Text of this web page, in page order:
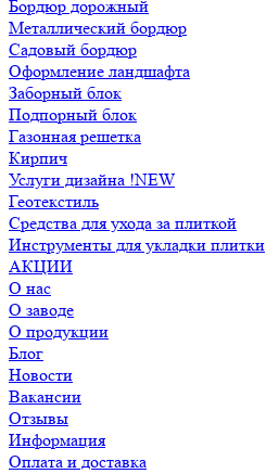
Бордюр дорожный
Металлический бордюр
Садовый бордюр
Оформление ландшафта
Заборный блок
Подпорный блок
Газонная решетка
Кирпич
Услуги дизайна !NEW
Геотекстиль
Средства для ухода за плиткой
Инструменты для укладки плитки
АКЦИИ
О нас
О заводе
О продукции
Блог
Новости
Вакансии
Отзывы
Информация
Оплата и доставка